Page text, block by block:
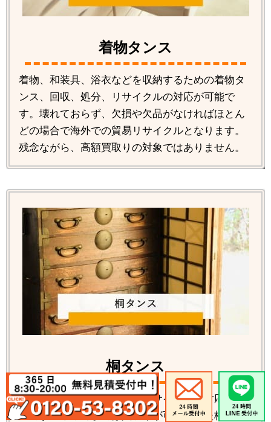
着物タンス
着物、和装具、浴衣などを収納するための着物タ
ンス、回収、処分、リサイクルの対応が可能で
す。壊れておらず、欠損や欠品がなければほとん
どの場合で海外での貿易リサイクルとなります。
残念ながら、高額買取りの対象ではありません。
桐タンス
桐タンス各種の回収処分、リサイクルの対応が可
能です。数年前までは買取りが可能だった桐タン